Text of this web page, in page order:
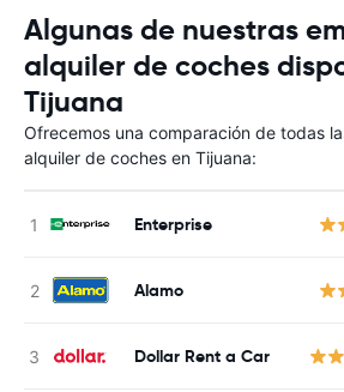
Algunas de nuestras
alquiler de coches
Tijuana
Ofrecemos una comparación de todas
alquiler de coches en Tijuana:
Enterprise
Alamo
Dollar Rent a Car